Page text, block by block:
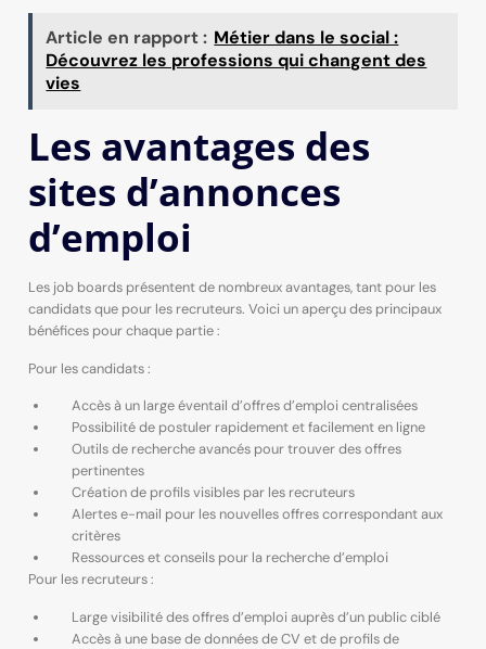
Article en rapport : Métier dans le social :
Découvrez les professions qui changent des
vies
Les avantages des
sites d’annonces
d’emploi
Les job boards présentent de nombreux avantages, tant pour les
candidats que pour les recruteurs. Voici un aperçu des principaux
bénéfices pour chaque partie :
Pour les candidats :
Accès à un large éventail d’offres d’emploi centralisées
Possibilité de postuler rapidement et facilement en ligne
Outils de recherche avancés pour trouver des offres
pertinentes
Création de profils visibles par les recruteurs
Alertes e-mail pour les nouvelles offres correspondant aux
critères
Ressources et conseils pour la recherche d’emploi
Pour les recruteurs :
Large visibilité des offres d’emploi auprès d’un public ciblé
Accès à une base de données de CV et de profils de